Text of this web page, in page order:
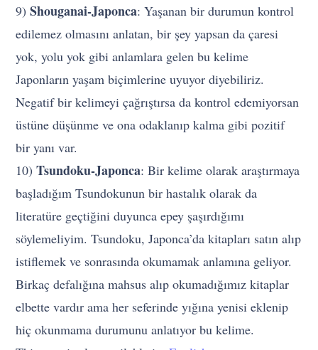
9)Shouganai-Japonca: Yaşanan bir durumun kontrol
edilemez olmasını anlatan, bir şey yapsan da çaresi
yok, yolu yok gibi anlamlara gelen bu kelime
Japonların yaşam biçimlerine uyuyor diyebiliriz.
Negatif bir kelimeyi çağrıştırsa da kontrol edemiyorsan
üstüne düşünme ve ona odaklanıp kalma gibi pozitif
bir yanı var.
10)Tsundoku-Japonca: Bir kelime olarak araştırmaya
başladığım Tsundokunun bir hastalık olarak da
literatüre geçtiğini duyunca epey şaşırdığımı
söylemeliyim. Tsundoku, Japonca’da kitapları satın alıp
istiflemek ve sonrasında okumamak anlamına geliyor.
Birkaç defalığına mahsus alıp okumadığımız kitaplar
elbette vardır ama her seferinde yığına yenisi eklenip
hiç okunmama durumunu anlatıyor bu kelime.